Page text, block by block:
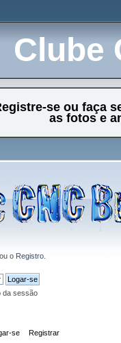
Clube
se ou faça
as fotos e
o Registro.
da sessão
se Registrar